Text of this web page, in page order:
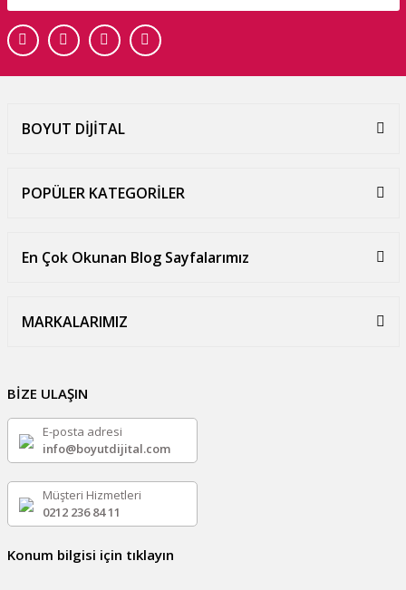
BOYUT DİJİTAL
POPÜLER KATEGORİLER
En Çok Okunan Blog Sayfalarımız
MARKALARIMIZ
BİZE ULAŞIN
E-posta adresi
info@boyutdijital.com
Müşteri Hizmetleri
0212 236 84 11
Konum bilgisi için tıklayın